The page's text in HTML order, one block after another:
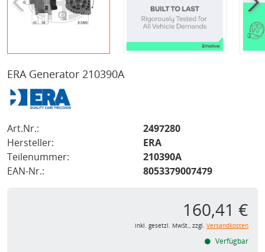
ERA Generator 210390A
Art.Nr.:
2497280
Hersteller:
ERA
Teilenummer:
210390A
EAN-Nr.:
8053379007479
160,41 €
inkl. gesetzl. MwSt., zzgl. Versandkosten
Verfügbar